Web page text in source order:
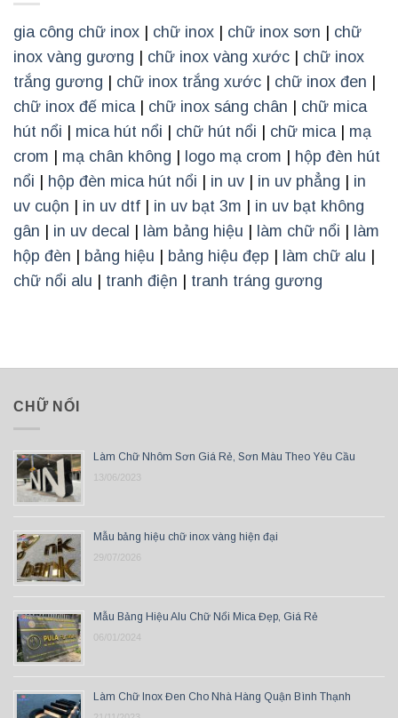
gia công chữ inox chữ inox chữ inox sơn
chữ
inox vàng gương
chữ inox vàng xước
chữ inox
trắng gương
chữ inox trắng xước chữ inox đen
chữ inox đế mica| chữ inox sáng chân
chữ mica
hút nổi
mica hút nổi chữ hút nổi chữ mica| mạ
crom
mạ chân không logo mạ crom
hộp đèn hút
nổi
hộp đèn mica hút nổi in uv in uv phẳng
in
uv cuộn
in uv dtf in uv bạt 3m
in uv bạt không
gân
in uv decal làm bảng hiệu làm chữ nổi
làm
hộp đèn
bảng hiệu bảng hiệu đẹp làm chữ alu
chữ nổi alu
tranh điện tranh tráng gương
CHỮ NỔI
Làm Chữ Nhôm Sơn Giá Rẻ, Sơn Màu Theo Yêu Cầu
13/06/2023
Mẫu bảng hiệu chữ inox vàng hiện đại
29/07/2026
Mẫu Bảng Hiệu Alu Chữ Nổi Mica Đẹp, Giá Rẻ
06/01/2024
Làm Chữ Inox Đen Cho Nhà Hàng Quận Bình Thạnh